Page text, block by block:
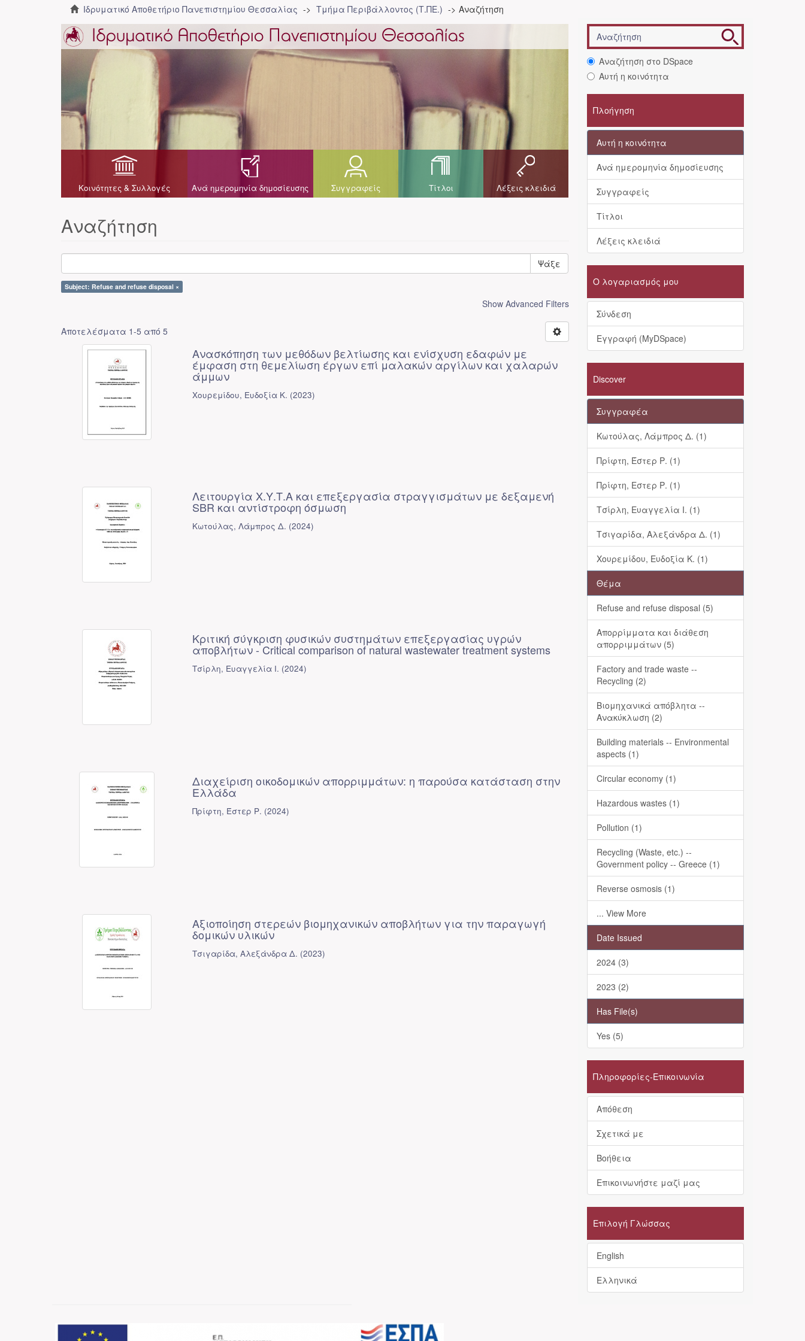
Ιδρυματικό Αποθετήριο Πανεπιστημίου Θεσσαλίας Τμήμα Περιβάλλοντος (Τ.ΠΕ.) Αναζήτηση
Κοινότητες & Συλλογές Ανά ημερομηνία δημοσίευσης Συγγραφείς Τίτλοι Λέξεις κλειδιά
Αναζήτηση
Ψάξε
Subject: Refuse and refuse disposal ×
Show Advanced Filters
Αποτελέσματα 1-5 από 5
Ανασκόπηση των μεθόδων βελτίωσης και ενίσχυση εδαφών με
έμφαση στη θεμελίωση έργων επί μαλακών αργίλων και χαλαρών
άμμων
Χουρεμίδου, Ευδοξία Κ. (2023)
Λειτουργία Χ.Υ.Τ.Α και επεξεργασία στραγγισμάτων με δεξαμενή
SBR και αντίστροφη όσμωση
Κωτούλας, Λάμπρος Δ. (2024)
Κριτική σύγκριση φυσικών συστημάτων επεξεργασίας υγρών
αποβλήτων - Critical comparison of natural wastewater treatment systems
Τσίρλη, Ευαγγελία I. (2024)
Διαχείριση οικοδομικών απορριμμάτων: η παρούσα κατάσταση στην
Ελλάδα
Πρίφτη, Έστερ Ρ. (2024)
Aξιοποίηση στερεών βιομηχανικών αποβλήτων για την παραγωγή
δομικών υλικών
Τσιγαρίδα, Αλεξάνδρα Δ. (2023)
Αναζήτηση στο DSpace
Αυτή η κοινότητα
Πλοήγηση
Αυτή η κοινότητα
Ανά ημερομηνία δημοσίευσης
Συγγραφείς
Τίτλοι
Λέξεις κλειδιά
Ο λογαριασμός μου
Σύνδεση
Εγγραφή (MyDSpace)
Discover
Συγγραφέα
Κωτούλας, Λάμπρος Δ. (1)
Πρίφτη, Έστερ Ρ. (1)
Πρίφτη, Εστερ Ρ. (1)
Τσίρλη, Ευαγγελία I. (1)
Τσιγαρίδα, Αλεξάνδρα Δ. (1)
Χουρεμίδου, Ευδοξία Κ. (1)
Θέμα
Refuse and refuse disposal (5)
Απορρίμματα και διάθεση
απορριμμάτων (5)
Factory and trade waste --
Recycling (2)
Βιομηχανικά απόβλητα --
Ανακύκλωση (2)
Building materials -- Environmental
aspects (1)
Circular economy (1)
Hazardous wastes (1)
Pollution (1)
Recycling (Waste, etc.) --
Government policy -- Greece (1)
Reverse osmosis (1)
... View More
Date Issued
2024 (3)
2023 (2)
Has File(s)
Yes (5)
Πληροφορίες-Επικοινωνία
Απόθεση
Σχετικά με
Βοήθεια
Επικοινωνήστε μαζί μας
Επιλογή Γλώσσας
English
Ελληνικά